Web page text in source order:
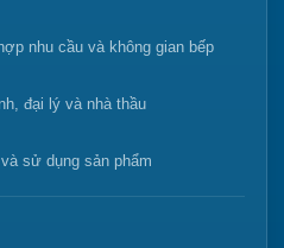
nhu cầu và không gian bếp
đại lý và nhà thầu
sử dụng sản phẩm